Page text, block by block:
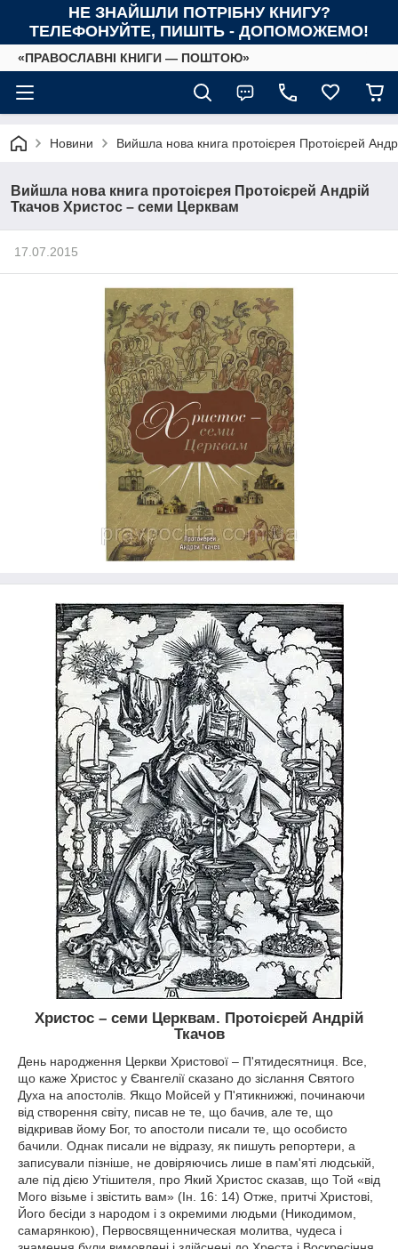
НЕ ЗНАЙШЛИ ПОТРІБНУ КНИГУ?
ТЕЛЕФОНУЙТЕ, ПИШІТЬ - ДОПОМОЖЕМО!
«ПРАВОСЛАВНІ КНИГИ — ПОШТОЮ»
Новини Вийшла нова книга протоієрея Протоієрей
Вийшла нова книга протоієрея Протоієрей Андрій
Ткачов Христос – семи Церквам
17.07.2015
Христос – семи Церквам. Протоієрей Андрій
Ткачов
День народження Церкви Христової – П'ятидесятниця. Все,
що каже Христос у Євангелії сказано до зіслання Святого
Духа на апостолів. Якщо Мойсей у П'ятикнижжі, починаючи
від створення світу, писав не те, що бачив, але те, що
відкривав йому Бог, то апостоли писали те, що особисто
бачили. Однак писали не відразу, як пишуть репортери, а
записували пізніше, не довіряючись лише в пам'яті людській,
але під дією Утішителя, про Який Христос сказав, що Той «від
Мого візьме і звістить вам» (Ін. 16: 14) Отже, притчі Христові,
Його бесіди з народом і з окремими людьми (Никодимом,
самарянкою), Первосвященническая молитва, чудеса і